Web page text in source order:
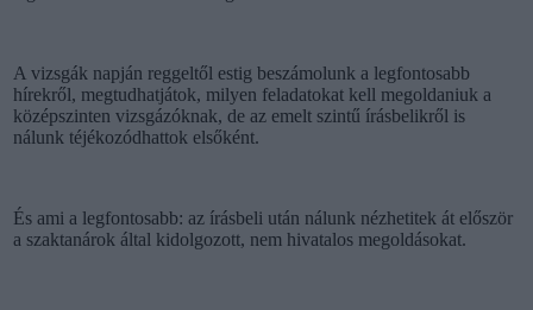
A vizsgák napján reggeltől estig beszámolunk a legfontosabb
hírekről, megtudhatjátok, milyen feladatokat kell megoldaniuk a
középszinten vizsgázóknak, de az emelt szintű írásbelikről is
nálunk téjékozódhattok elsőként.
És ami a legfontosabb: az írásbeli után nálunk nézhetitek át először
a szaktanárok által kidolgozott, nem hivatalos megoldásokat.